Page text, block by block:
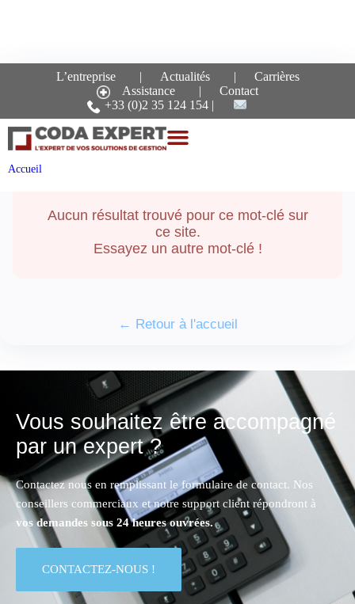
L’entreprise Actualités
Carrières
Assistance
Contact
+33 (0)2 35 124 154
Accueil
Recherche pour le mot-
clé : description
Aucun résultat trouvé pour ce mot-clé sur
ce site.
Essayez un autre mot-clé !
← Retour à l'accueil
Vous souhaitez être accompagné
par un expert ?
Contactez nous en remplissant le formulaire de contact. Nos
conseillers commerciaux et notre support client répondront à
vos demandes sous 24 heures ouvrées.
CONTACTEZ-NOUS !